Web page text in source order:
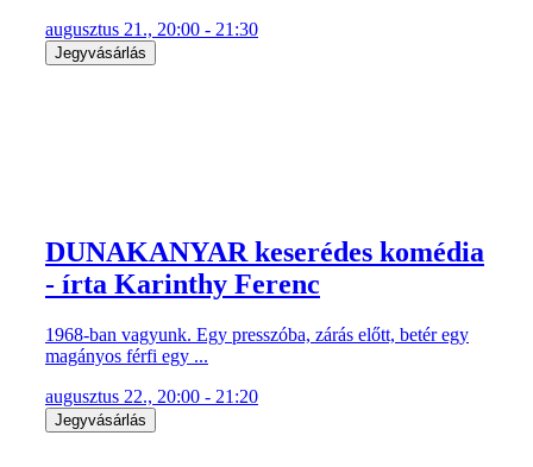
augusztus 21., 20:00 - 21:30
Jegyvásárlás
DUNAKANYAR keserédes komédia
- írta Karinthy Ferenc
1968-ban vagyunk. Egy presszóba, zárás előtt, betér egy
magányos férfi egy ...
augusztus 22., 20:00 - 21:20
Jegyvásárlás